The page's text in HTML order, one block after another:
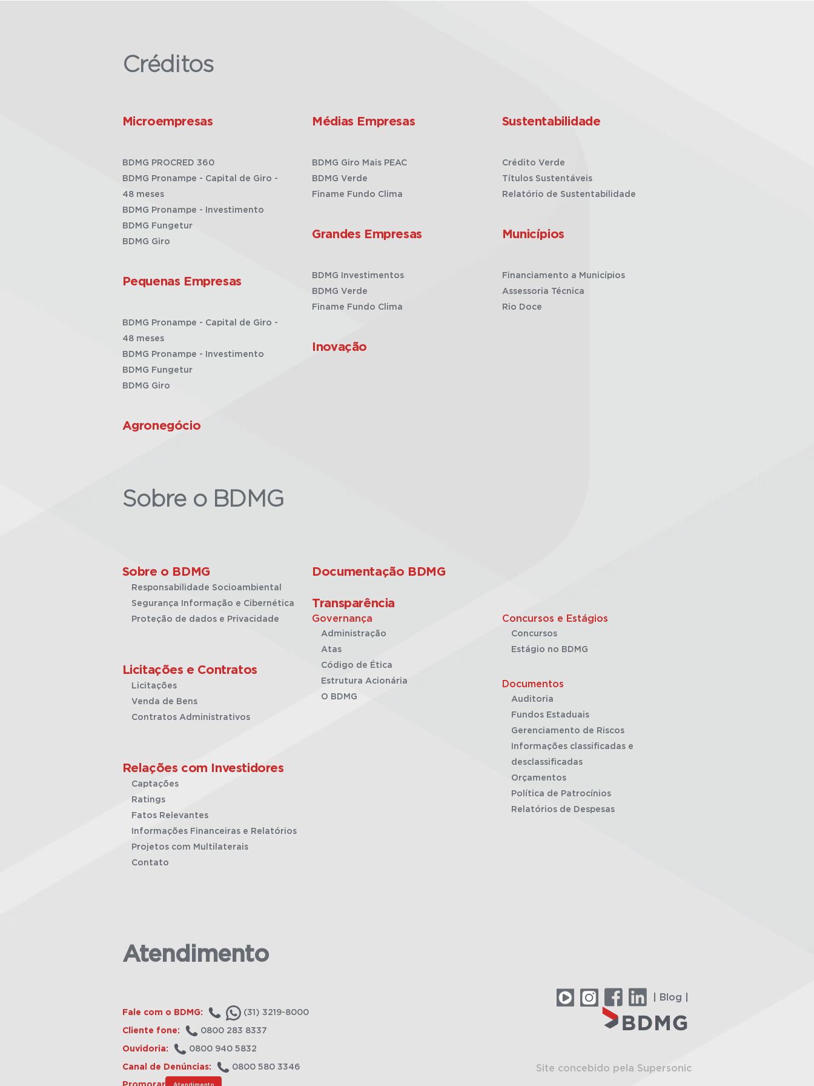
Créditos
Microempresas
BDMG PROCRED 360
BDMG Pronampe - Capital de Giro -
48 meses
BDMG Pronampe - Investimento
BDMG Fungetur
BDMG Giro
Pequenas Empresas
BDMG Pronampe - Capital de Giro -
48 meses
BDMG Pronampe - Investimento
BDMG Fungetur
BDMG Giro
Agronegócio
Médias Empresas
BDMG Giro Mais PEAC
BDMG Verde
Finame Fundo Clima
Grandes Empresas
BDMG Investimentos
BDMG Verde
Finame Fundo Clima
Inovação
Sustentabilidade
Crédito Verde
Títulos Sustentáveis
Relatório de Sustentabilidade
Municípios
Financiamento a Municípios
Assessoria Técnica
Rio Doce
Sobre o BDMG
Sobre o BDMG
Responsabilidade Socioambiental
Segurança Informação e Cibernética
Proteção de dados e Privacidade
Licitações e Contratos
Licitações
Venda de Bens
Contratos Administrativos
Relações com Investidores
Captações
Ratings
Fatos Relevantes
Informações Financeiras e Relatórios
Projetos com Multilaterais
Contato
Documentação BDMG
Transparência
Governança
Administração
Atas
Código de Ética
Estrutura Acionária
O BDMG
Concursos e Estágios
Concursos
Estágio no BDMG
Documentos
Auditoria
Fundos Estaduais
Gerenciamento de Riscos
Informações classificadas e
desclassificadas
Orçamentos
Política de Patrocínios
Relatórios de Despesas
Atendimento
Fale com o BDMG: (31) 3219-8000
Cliente fone: 0800 283 8337
Ouvidoria: 0800 940 5832
Canal de Denúncias: 0800 580 3346
Atendimento
| Blog |
Site concebido pela Supersonic